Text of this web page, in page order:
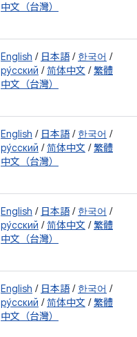
中文（台灣）
English / 日本語/ 한국어 /
ру́сский /简体中文 / 繁體
中文（台灣）
English / 日本語/ 한국어 /
ру́сский /简体中文 / 繁體
中文（台灣）
English / 日本語/ 한국어 /
ру́сский /简体中文 / 繁體
中文（台灣）
English / 日本語/ 한국어 /
ру́сский /简体中文 / 繁體
中文（台灣）